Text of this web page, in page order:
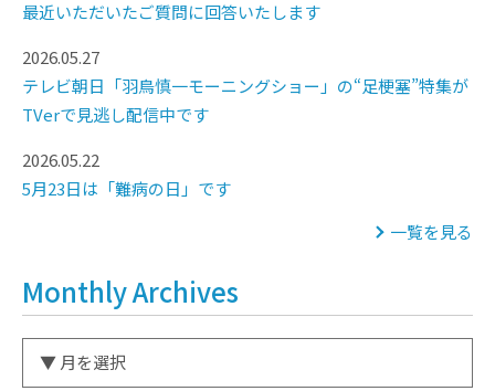
最近いただいたご質問に回答いたします
2026.05.27
テレビ朝日「羽鳥慎一モーニングショー」の“足梗塞”特集が
TVerで見逃し配信中です
2026.05.22
5月23日は「難病の日」です
一覧を見る
Monthly Archives